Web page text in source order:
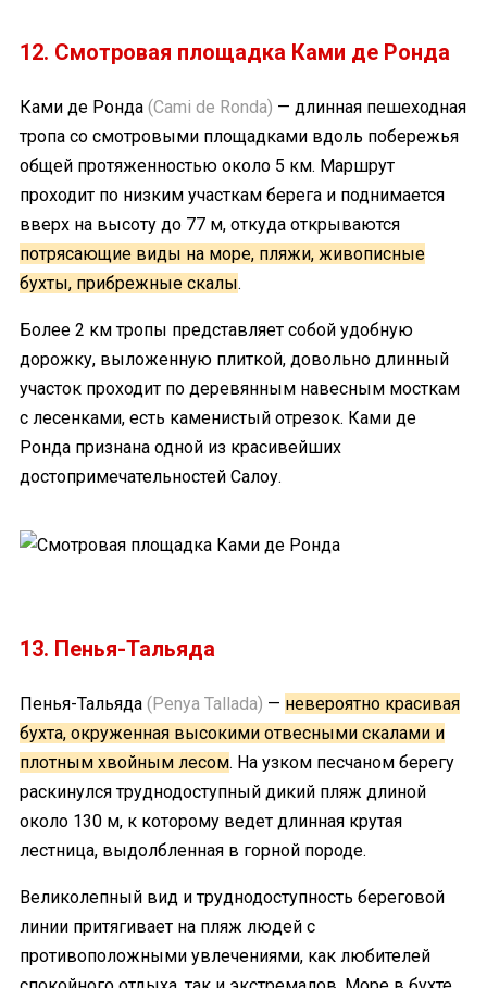
12. Смотровая площадка Ками де Ронда
Ками де Ронда (Cami de Ronda) — длинная пешеходная
тропа со смотровыми площадками вдоль побережья
общей протяженностью около 5 км. Маршрут
проходит по низким участкам берега и поднимается
вверх на высоту до 77 м, откуда открываются
потрясающие виды на море, пляжи, живописные
бухты, прибрежные скалы.
Более 2 км тропы представляет собой удобную
дорожку, выложенную плиткой, довольно длинный
участок проходит по деревянным навесным мосткам
с лесенками, есть каменистый отрезок. Ками де
Ронда признана одной из красивейших
достопримечательностей Салоу.
13. Пенья-Тальяда
Пенья-Тальяда (Penya Tallada) — невероятно красивая
бухта, окруженная высокими отвесными скалами и
плотным хвойным лесом. На узком песчаном берегу
раскинулся труднодоступный дикий пляж длиной
около 130 м, к которому ведет длинная крутая
лестница, выдолбленная в горной породе.
Великолепный вид и труднодоступность береговой
линии притягивает на пляж людей с
противоположными увлечениями, как любителей